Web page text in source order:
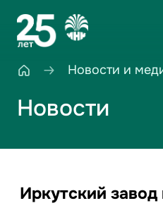
Новости и
Новости
Иркутский